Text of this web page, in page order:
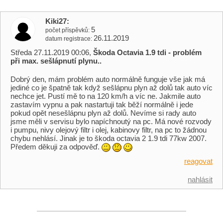
Kiki27
počet příspěvků 5
datum registrace 26.11.2019
Středa 27.11.2019 00:06, Škoda Octavia 1.9 tdi - problém
při max. sešlápnutí plynu..
Dobrý den, mám problém auto normálně funguje vše jak má
jediné co je špatně tak když sešlápnu plyn až dolů tak auto víc
nechce jet. Pustí mě to na 120 km/h a víc ne. Jakmile auto
zastavím vypnu a pak nastartuji tak běží normálně i jede
pokud opět nesešlápnu plyn až dolů. Nevíme si rady auto
jsme měli v servisu bylo napíchnoutý na pc. Má nové rozvody
i pumpu, nivy olejový filtr i olej, kabinovy filtr, na pc to žádnou
chybu nehlásí. Jinak je to škoda octavia 2 1.9 tdi 77kw 2007.
Předem děkuji za odpověď.
reagovat
nahlásit